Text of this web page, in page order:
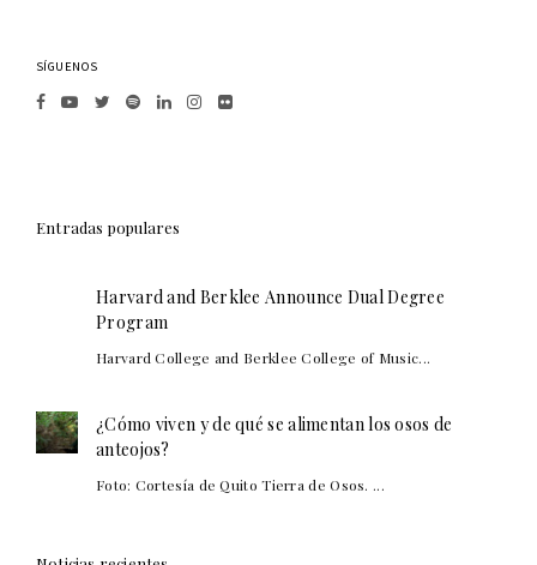
SÍGUENOS
Entradas populares
Harvard and Berklee Announce Dual Degree
Program
Harvard College and Berklee College of Music...
¿Cómo viven y de qué se alimentan los osos de
anteojos?
Foto: Cortesía de Quito Tierra de Osos. ...